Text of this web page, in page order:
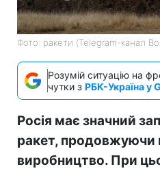
Фото: ракети (Telegram-канал
Розумій ситуацію на
чутки з РБК-Україна у
Росія має значний
ракет, продовжуючи
виробництво. При